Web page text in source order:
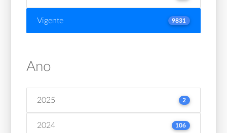
Vigente 9831
Ano
2025 2
2024 106